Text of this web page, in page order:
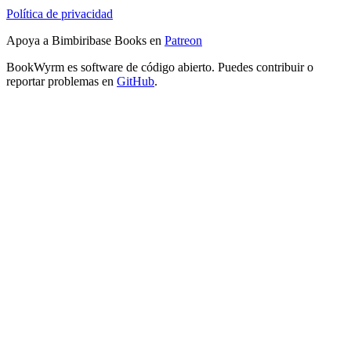
Política de privacidad
Apoya a Bimbiribase Books en Patreon
BookWyrm es software de código abierto. Puedes contribuir o
reportar problemas en GitHub.